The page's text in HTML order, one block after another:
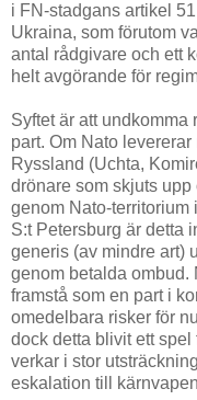
i FN-stadgans artikel
Ukraina, som förutom
antal rådgivare och ett
helt avgörande för
Syftet är att undkomma
part. Om Nato
Ryssland (Uchta,
drönare som skjuts
genom Nato-territorium
S:t Petersburg är detta
generis (av mindre art)
genom betalda ombud.
framstå som en part i
omedelbara risker för
dock detta blivit ett
verkar i stor
eskalation till